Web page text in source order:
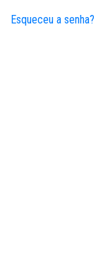
Esqueceu a senha?